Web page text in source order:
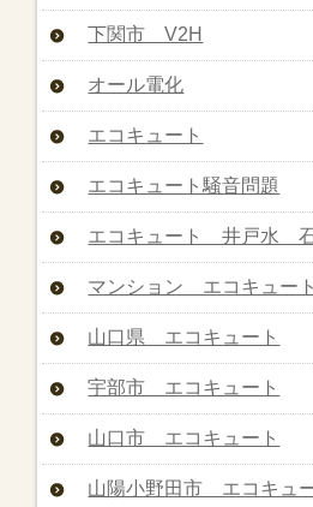
下関市 V2H
オール電化
エコキュート
エコキュート騒音問題
エコキュート 井戸水
マンション エコキュート
山口県 エコキュート
宇部市 エコキュート
山口市 エコキュート
山陽小野田市 エコキュ